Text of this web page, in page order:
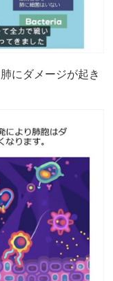
にダメージが起き